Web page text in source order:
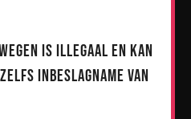
is illegaal en kan
inbeslagname van